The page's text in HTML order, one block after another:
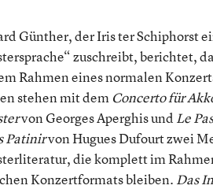
Günther, der Iris ter Schiphorst
zuschreibt, berichtet,
Rahmen eines normalen
stehen mit dem Concerto für
von Georges Aperghis und Le
Patinirvon Hugues Dufourt zwei
die komplett im
Konzertformats bleiben. Das